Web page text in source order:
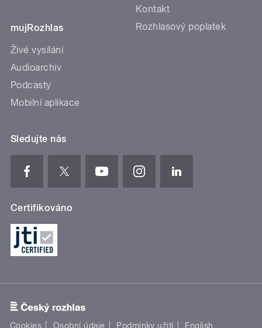
mujRozhlas
Živé vysílání
Audioarchiv
Podcasty
Mobilní aplikace
Kontakt
Rozhlasový poplatek
Sledujte nás
Certifikováno
Cookies Osobní údaje Podmínky užití English